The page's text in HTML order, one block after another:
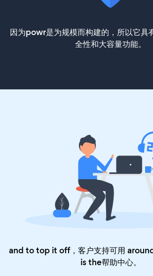
因为powr是为规模而构建的，所以它具
全性和大容量功能。
and to top it off，客户支持可用
is the帮助中心。